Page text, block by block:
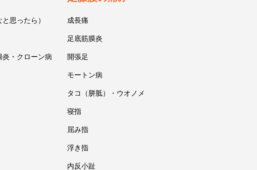
思ったら）
・クローン病
成長痛
足底筋膜炎
開張足
モートン病
タコ（胼胝）・ウオノメ
寝指
屈み指
浮き指
内反小趾